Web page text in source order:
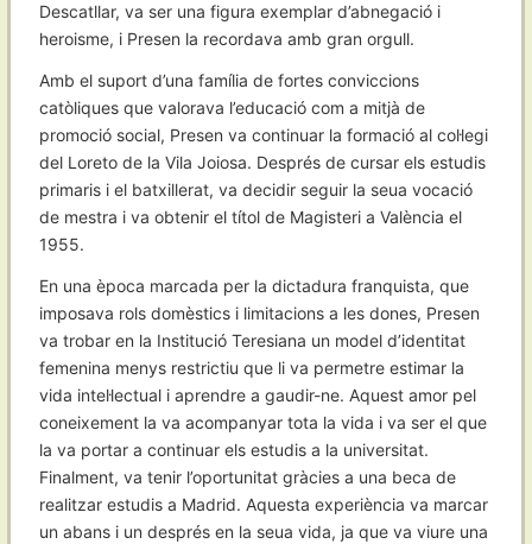
Descatllar, va ser una figura exemplar d’abnegació i
heroisme, i Presen la recordava amb gran orgull.
Amb el suport d’una família de fortes conviccions
catòliques que valorava l’educació com a mitjà de
promoció social, Presen va continuar la formació al col·legi
del Loreto de la Vila Joiosa. Després de cursar els estudis
primaris i el batxillerat, va decidir seguir la seua vocació
de mestra i va obtenir el títol de Magisteri a València el
1955.
En una època marcada per la dictadura franquista, que
imposava rols domèstics i limitacions a les dones, Presen
va trobar en la Institució Teresiana un model d’identitat
femenina menys restrictiu que li va permetre estimar la
vida intel·lectual i aprendre a gaudir-ne. Aquest amor pel
coneixement la va acompanyar tota la vida i va ser el que
la va portar a continuar els estudis a la universitat.
Finalment, va tenir l’oportunitat gràcies a una beca de
realitzar estudis a Madrid. Aquesta experiència va marcar
un abans i un després en la seua vida, ja que va viure una